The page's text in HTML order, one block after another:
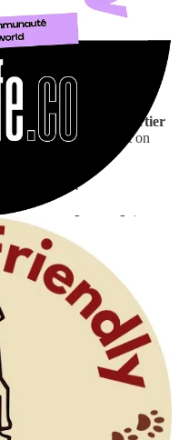
stickers dans la vitrine
Truffe part conquérir le
Bon et surtout
est bienvenu.e ou pas
qui est
dans votre quartier
(latruffe@sent.com
) et on
chez vous !
Insta !
les Chiens